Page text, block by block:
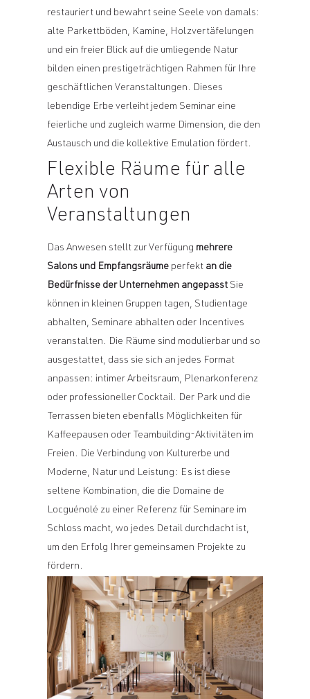
restauriert und bewahrt seine Seele von damals:
alte Parkettböden, Kamine, Holzvertäfelungen
und ein freier Blick auf die umliegende Natur
bilden einen prestigeträchtigen Rahmen für Ihre
geschäftlichen Veranstaltungen. Dieses
lebendige Erbe verleiht jedem Seminar eine
feierliche und zugleich warme Dimension, die den
Austausch und die kollektive Emulation fördert.
Flexible Räume für alle
Arten von
Veranstaltungen
Das Anwesen stellt zur Verfügung mehrere
Salons und Empfangsräumeperfekt an die
Bedürfnisse der Unternehmen angepasstSie
können in kleinen Gruppen tagen, Studientage
abhalten, Seminare abhalten oder Incentives
veranstalten. Die Räume sind modulierbar und so
ausgestattet, dass sie sich an jedes Format
anpassen: intimer Arbeitsraum, Plenarkonferenz
oder professioneller Cocktail. Der Park und die
Terrassen bieten ebenfalls Möglichkeiten für
Kaffeepausen oder Teambuilding-Aktivitäten im
Freien. Die Verbindung von Kulturerbe und
Moderne, Natur und Leistung: Es ist diese
seltene Kombination, die die Domaine de
Locguénolé zu einer Referenz für Seminare im
Schloss macht, wo jedes Detail durchdacht ist,
um den Erfolg Ihrer gemeinsamen Projekte zu
fördern.